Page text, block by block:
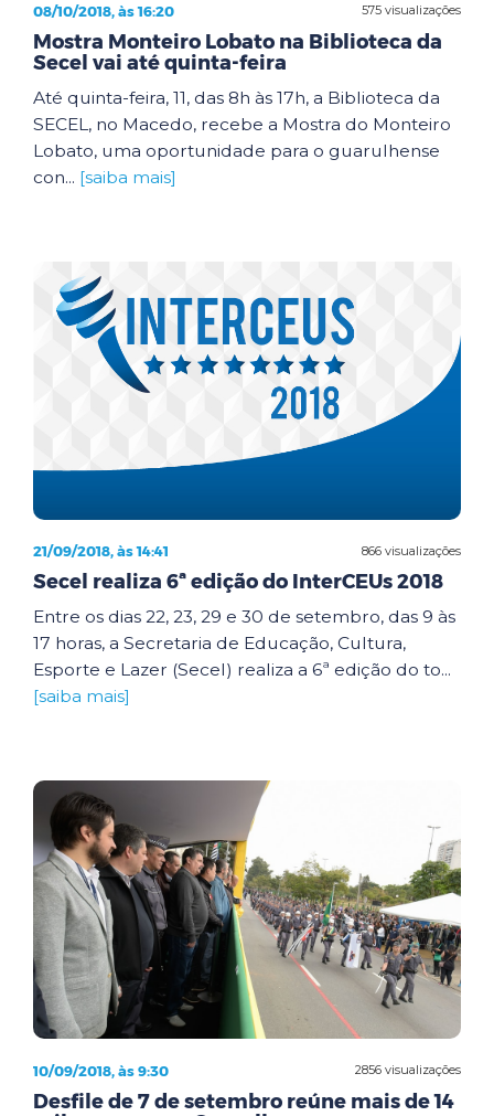
575 visualizações
08/10/2018, às 16:20
Mostra Monteiro Lobato na Biblioteca da
Secel vai até quinta-feira
Até quinta-feira, 11, das 8h às 17h, a Biblioteca da
SECEL, no Macedo, recebe a Mostra do Monteiro
Lobato, uma oportunidade para o guarulhense
con... [saiba mais]
866 visualizações
21/09/2018, às 14:41
Secel realiza 6ª edição do InterCEUs 2018
Entre os dias 22, 23, 29 e 30 de setembro, das 9 às
17 horas, a Secretaria de Educação, Cultura,
Esporte e Lazer (Secel) realiza a 6ª edição do to...
[saiba mais]
2856 visualizações
10/09/2018, às 9:30
Desfile de 7 de setembro reúne mais de 14